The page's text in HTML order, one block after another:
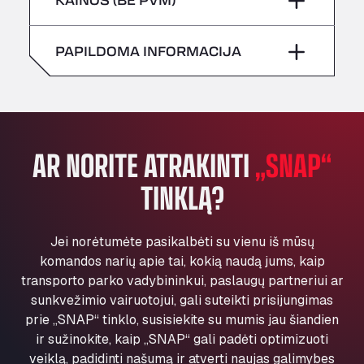
American Truck Wash
Av. des Etats-Unis 90, 6041
AP7 Salida 2, C/ Bassegoda, 4, 17700
Andamur Pamplona
A-15 Salida Imarcoain, 31119
Aut A1 Exit 385, 01207
Anglia Motel
Washway Road, PE12 8LT
Anpol Sp. z o.o.
Ul. Torunska 147, 85884
Aqua Ariva GmbH
Sekmadienis –
Sekmadienis –
PAPILDOMA INFORMACIJA
AR NORITE ATRAKINTI„SNAP“
TINKLĄ?
Jei norėtumėte pasikalbėti su vienu iš mūsų
komandos narių apie tai, kokią naudą jums, kaip
transporto parko vadybininkui, paslaugų partneriui ar
sunkvežimio vairuotojui, gali suteikti prisijungimas
prie „SNAP“ tinklo, susisiekite su mumis jau šiandien
ir sužinokite, kaip „SNAP“ gali padėti optimizuoti
veiklą, padidinti našumą ir atverti naujas galimybes